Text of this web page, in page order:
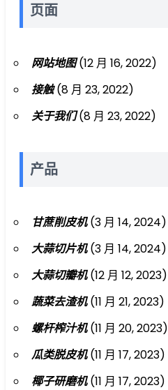
页面
网站地图 (12 月 16, 2022)
接触 (8 月 23, 2022)
关于我们 (8 月 23, 2022)
产品
甘蔗削皮机 (3 月 14, 2024)
大蒜切片机 (3 月 14, 2024)
大蒜切瓣机 (12 月 12, 2023)
蔬菜去渣机 (11 月 21, 2023)
螺杆榨汁机 (11 月 20, 2023)
瓜类脱皮机 (11 月 17, 2023)
椰子研磨机 (11 月 17, 2023)